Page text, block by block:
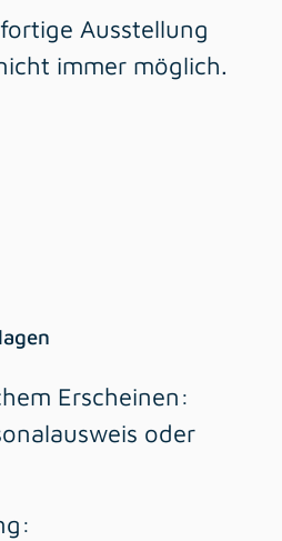
Ausstellung
immer möglich.
Erscheinen:
oder